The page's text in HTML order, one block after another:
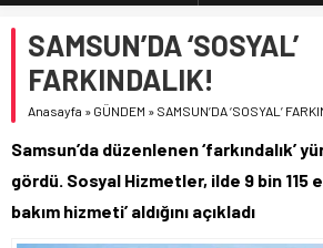
YÖNETİCİ SEÇERKEN YAPILAN EN
47,7111
EURO
55,1881
6.660,55
SAMSUN’DA ‘SOSYAL’
FARKINDALIK!
Anasayfa » GÜNDEM » SAMSUN’DA ‘SOSYAL’
Samsun’da düzenlenen ‘farkındalık’
gördü. Sosyal Hizmetler, ilde 9 bin 115
bakım hizmeti’ aldığını açıkladı